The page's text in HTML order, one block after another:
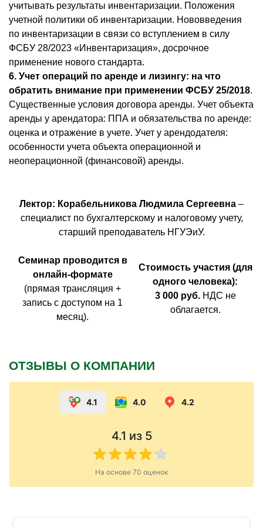
учитывать результаты инвентаризации. Положения
учетной политики об инвентаризации. Нововведения
по инвентаризации в связи со вступлением в силу
ФСБУ 28/2023 «Инвентаризация», досрочное
применение нового стандарта.
6. Учет операций по аренде и лизингу: на что
обратить внимание при применении ФСБУ 25/2018.
Существенные условия договора аренды. Учет объекта
аренды у арендатора: ППА и обязательства по аренде:
оценка и отражение в учете. Учет у арендодателя:
особенности учета объекта операционной и
неоперационной (финансовой) аренды.
Лектор: Корабельникова Людмила Сергеевна –
специалист по бухгалтерскому и налоговому учету,
старший преподаватель НГУЭиУ.
Семинар проводится в
онлайн-формате
(прямая трансляция +
запись с доступом на 1
месяц).
Стоимость участия (для
одного человека):
3 000 руб.НДС не
облагается.
ОТЗЫВЫ О КОМПАНИИ
4.1 4.0 4.2
4.1 из 5
На основе 70 оценок